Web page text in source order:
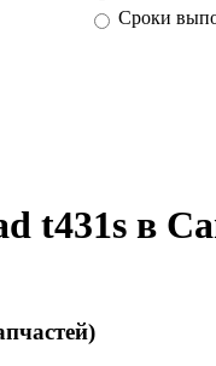
Сроки
t431s в